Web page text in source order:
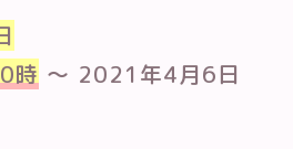
時 〜 2021年4月6日